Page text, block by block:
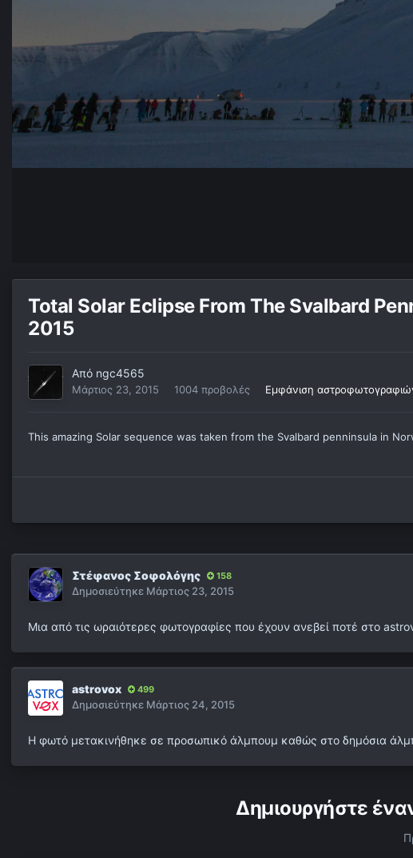
Total Solar Eclipse From The Svalbard
2015
Από ngc4565
Μάρτιος 23, 2015 1004 προβολές Εμφάνιση
This amazing Solar sequence was taken from the Svalbard penninsula in
Στέφανος Σοφολόγης 158
Δημοσιεύτηκε Μάρτιος 23, 2015
Μια από τις ωραιότερες φωτογραφίες που έχουν ανεβεί ποτέ στο
astrovox 499
Δημοσιεύτηκε Μάρτιος 24, 2015
Η φωτό μετακινήθηκε σε προσωπικό άλμπουμ καθώς στο δημόσια
Δημιουργήστε